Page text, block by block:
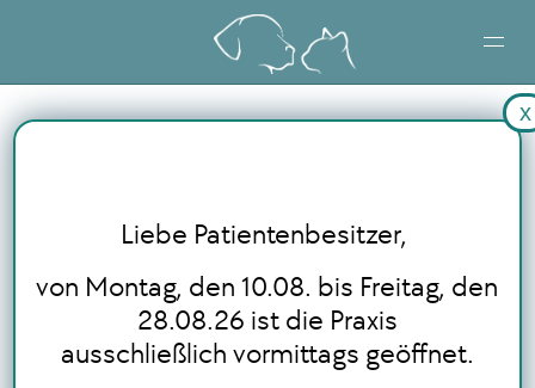
BLOG
ONLINE TERMINBUCHUNG
Liebe Patientenbesitzer,
von Montag, den 10.08. bis Freitag, den
28.08.26 ist die Praxis
ausschließlich vormittags geöffnet.
x